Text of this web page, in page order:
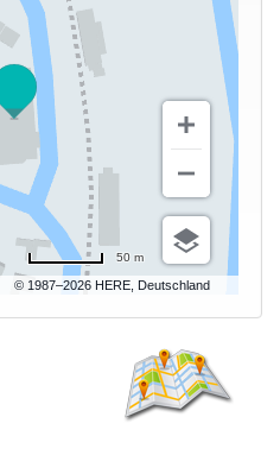
© 1987–2026 HERE, Deutschland
50 m